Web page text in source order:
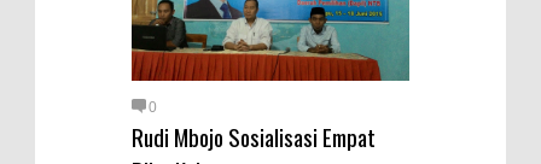
0
Rudi Mbojo Sosialisasi Empat